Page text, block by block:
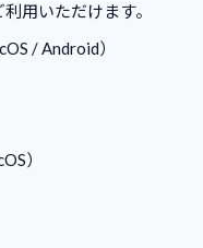
用いただけます。
/ Android）
）